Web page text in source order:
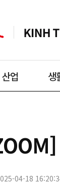
산업 생
04-18